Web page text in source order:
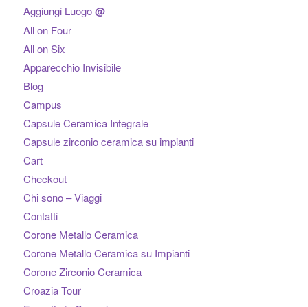
Aggiungi Luogo@
All on Four
All on Six
Apparecchio Invisibile
Blog
Campus
Capsule Ceramica Integrale
Capsule zirconio ceramica su impianti
Cart
Checkout
Chi sono – Viaggi
Contatti
Corone Metallo Ceramica
Corone Metallo Ceramica su Impianti
Corone Zirconio Ceramica
Croazia Tour